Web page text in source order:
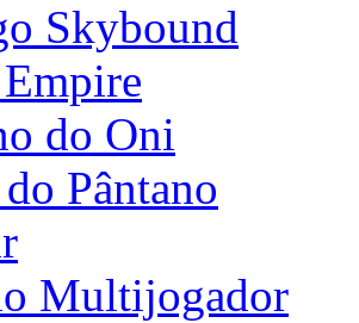
Skybound
do Oni
Pântano
Multijogador